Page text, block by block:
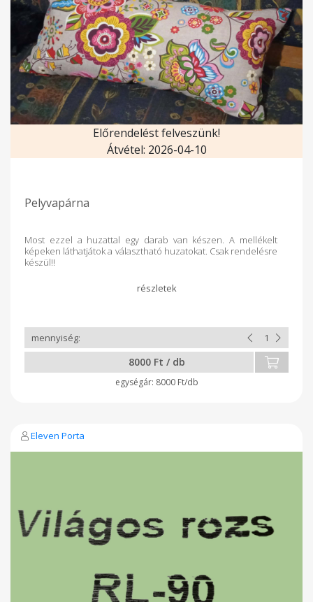
Előrendelést felveszünk!
Átvétel: 2026-04-10
Pelyvapárna
Most ezzel a huzattal egy darab van készen. A mellékelt
képeken láthatjátok a választható huzatokat. Csak rendelésre
készül!!
8000 Ft / db
8000 Ft/db
Eleven Porta